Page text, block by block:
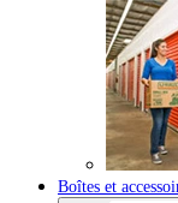
Boîtes et